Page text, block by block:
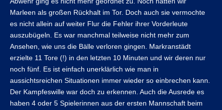
Marleen als großen Rückhalt im Tor. Doch auch sie vermochte
es nicht allein auf weiter Flur die Fehler ihrer Vorderleute
auszubügeln. Es war manchmal teilweise nicht mehr zum
Ansehen, wie uns die Bälle verloren gingen. Markranstädt
erzielte 11 Tore (!) in den letzten 10 Minuten und wir deren nur
noch fünf. Es ist einfach unerklärlich wie man in
aussichtsreichen Situationen immer wieder so einbrechen kann.
Der Kampfeswille war doch zu erkennen. Auch die Ausrede es
haben 4 oder 5 Spielerinnen aus der ersten Mannschaft beim